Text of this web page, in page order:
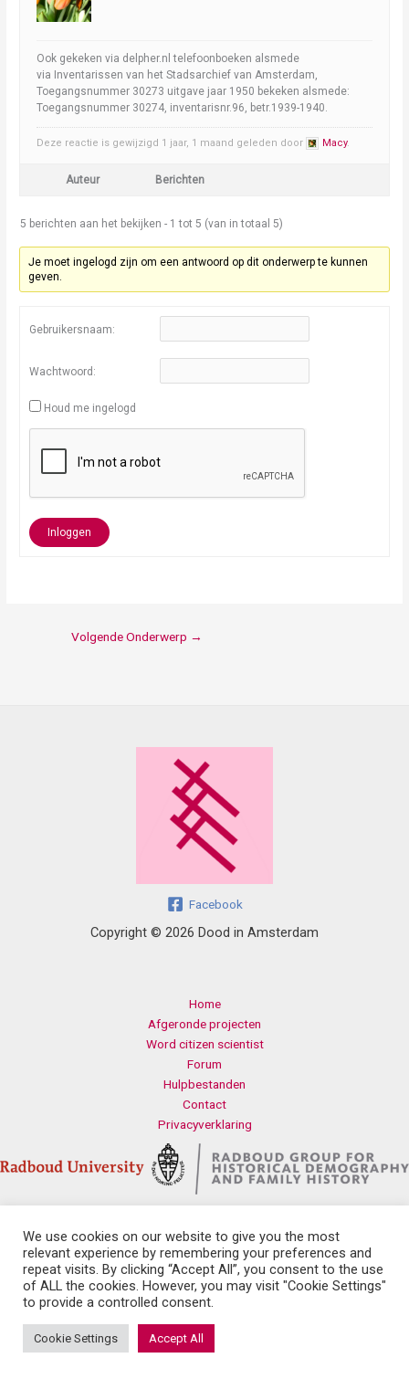
Ook gekeken via delpher.nl telefoonboeken alsmede
via Inventarissen van het Stadsarchief van Amsterdam,
Toegangsnummer 30273 uitgave jaar 1950 bekeken alsmede:
Toegangsnummer 30274, inventarisnr.96, betr.1939-1940.
Deze reactie is gewijzigd 1 jaar, 1 maand geleden door Macy.
Auteur Berichten
5 berichten aan het bekijken - 1 tot 5 (van in totaal 5)
Je moet ingelogd zijn om een antwoord op dit onderwerp te kunnen
geven.
Gebruikersnaam:
Wachtwoord:
Houd me ingelogd
Inloggen
Volgende Onderwerp →
Facebook
Copyright © 2026 Dood in Amsterdam
Home
Afgeronde projecten
Word citizen scientist
Forum
Hulpbestanden
Contact
Privacyverklaring
Contact
Radboud Universiteit
Erasmusplein 1
6525 HT Nijmegen
We use cookies on our website to give you the most
relevant experience by remembering your preferences and
repeat visits. By clicking “Accept All”, you consent to the use
of ALL the cookies. However, you may visit "Cookie Settings"
to provide a controlled consent.
Cookie Settings Accept All